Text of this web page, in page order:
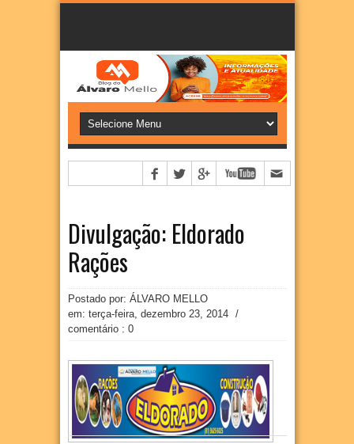
Divulgação: Eldorado
Rações
Postado por: ÁLVARO MELLO
em: terça-feira, dezembro 23, 2014
/
comentário : 0